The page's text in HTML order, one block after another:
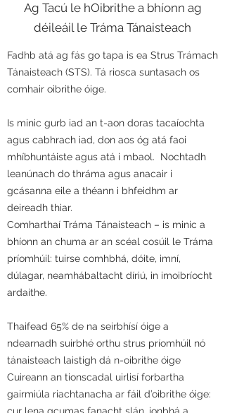
Ag Tacú le hOibrithe a bhíonn ag
déileáil le Tráma Tánaisteach
Fadhb atá ag fás go tapa is ea Strus Trámach
Tánaisteach (STS). Tá riosca suntasach os
comhair oibrithe óige.
Is minic gurb iad an t-aon doras tacaíochta
agus cabhrach iad, don aos óg atá faoi
mhíbhuntáiste agus atá i mbaol. Nochtadh
leanúnach do thráma agus anacair i
gcásanna eile a théann i bhfeidhm ar
deireadh thiar.
Comharthaí Tráma Tánaisteach – is minic a
bhíonn an chuma ar an scéal cosúil le Tráma
príomhúil: tuirse comhbhá, dóite, imní,
dúlagar, neamhábaltacht díriú, in imoibríocht
ardaithe.
Thaifead 65% de na seirbhísí óige a
ndearnadh suirbhé orthu strus príomhúil nó
tánaisteach laistigh dá n-oibrithe óige
Cuireann an tionscadal uirlisí forbartha
gairmiúla riachtanacha ar fáil d’oibrithe óige: